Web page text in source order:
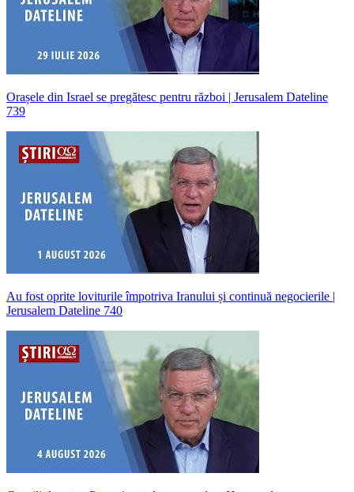
Orașele din Israel se pregătesc pentru război | Jerusalem Dateline
739
Au fost oprite loviturile împotriva Iranului și continuă negocierile |
Jerusalem Dateline 740